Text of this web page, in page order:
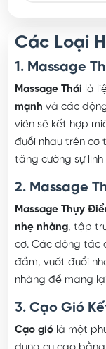
Các Loại
1. Massage
Massage Thái là
mạnh và các
viên sẽ kết hợp
đuổi nhau trên
tăng cường sự linh
2. Massage
Massage Thụy
nhẹ nhàng, tập
cơ. Các động tác
đầm, vuốt đuổi
nhàng để mang
3. Cạo Gió
Cạo giólà một